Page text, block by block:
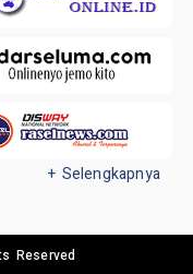
+ Selengkapnya
Reserved